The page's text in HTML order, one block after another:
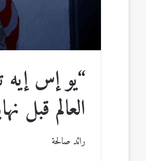
“يو إس
العالم قبل
رائد صالحة